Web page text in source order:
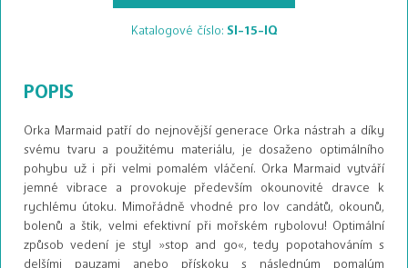
Katalogové číslo: SI-15-IQ
POPIS
Orka Marmaid patří do nejnovější generace Orka nástrah a díky
svému tvaru a použitému materiálu, je dosaženo optimálního
pohybu už i při velmi pomalém vláčení. Orka Marmaid vytváří
jemné vibrace a provokuje především okounovité dravce k
rychlému útoku. Mimořádně vhodné pro lov candátů, okounů,
bolenů a štik, velmi efektivní při mořském rybolovu! Optimální
způsob vedení je styl »stop and go«, tedy popotahováním s
delšími pauzami anebo přískoky s následným pomalým